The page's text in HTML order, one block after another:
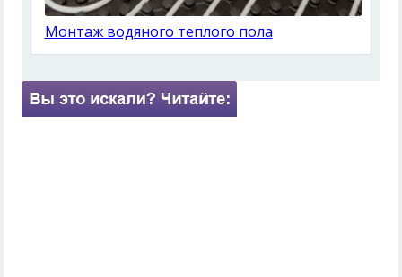
Монтаж водяного теплого пола